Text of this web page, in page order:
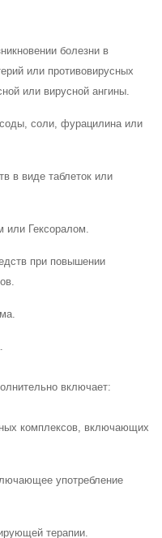
болезни в
или противовирусных
или вирусной ангины.
соли, фурацилина или
в виде таблеток или
или Гексоралом.
при повышении
включает:
комплексов, включающих
употребление
терапии.